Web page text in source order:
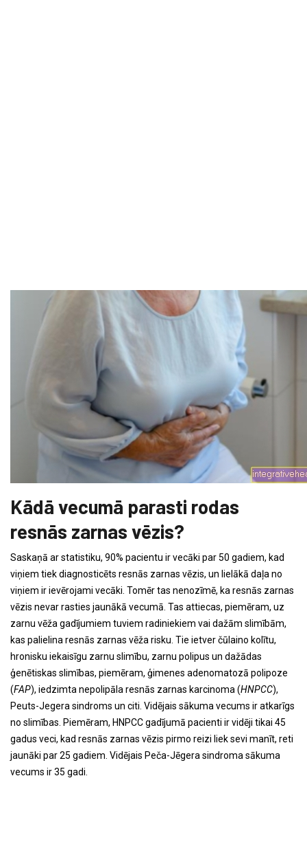
Kādā vecumā parasti rodas
resnās zarnas vēzis?
Saskaņā ar statistiku, 90% pacientu ir vecāki par 50 gadiem, kad
viņiem tiek diagnosticēts resnās zarnas vēzis, un lielākā daļa no
viņiem ir ievērojami vecāki. Tomēr tas nenozīmē, ka resnās zarnas
vēzis nevar rasties jaunākā vecumā. Tas attiecas, piemēram, uz
zarnu vēža gadījumiem tuviem radiniekiem vai dažām slimībām,
kas palielina resnās zarnas vēža risku. Tie ietver čūlaino kolītu,
hronisku iekaisīgu zarnu slimību, zarnu polipus un dažādas
ģenētiskas slimības, piemēram, ģimenes adenomatozā polipoze
(FAP), iedzimta nepolipāla resnās zarnas karcinoma (HNPCC),
Peuts-Jegera sindroms un citi. Vidējais sākuma vecums ir atkarīgs
no slimības. Piemēram, HNPCC gadījumā pacienti ir vidēji tikai 45
gadus veci, kad resnās zarnas vēzis pirmo reizi liek sevi manīt, reti
jaunāki par 25 gadiem. Vidējais Peča-Jēgera sindroma sākuma
vecums ir 35 gadi.